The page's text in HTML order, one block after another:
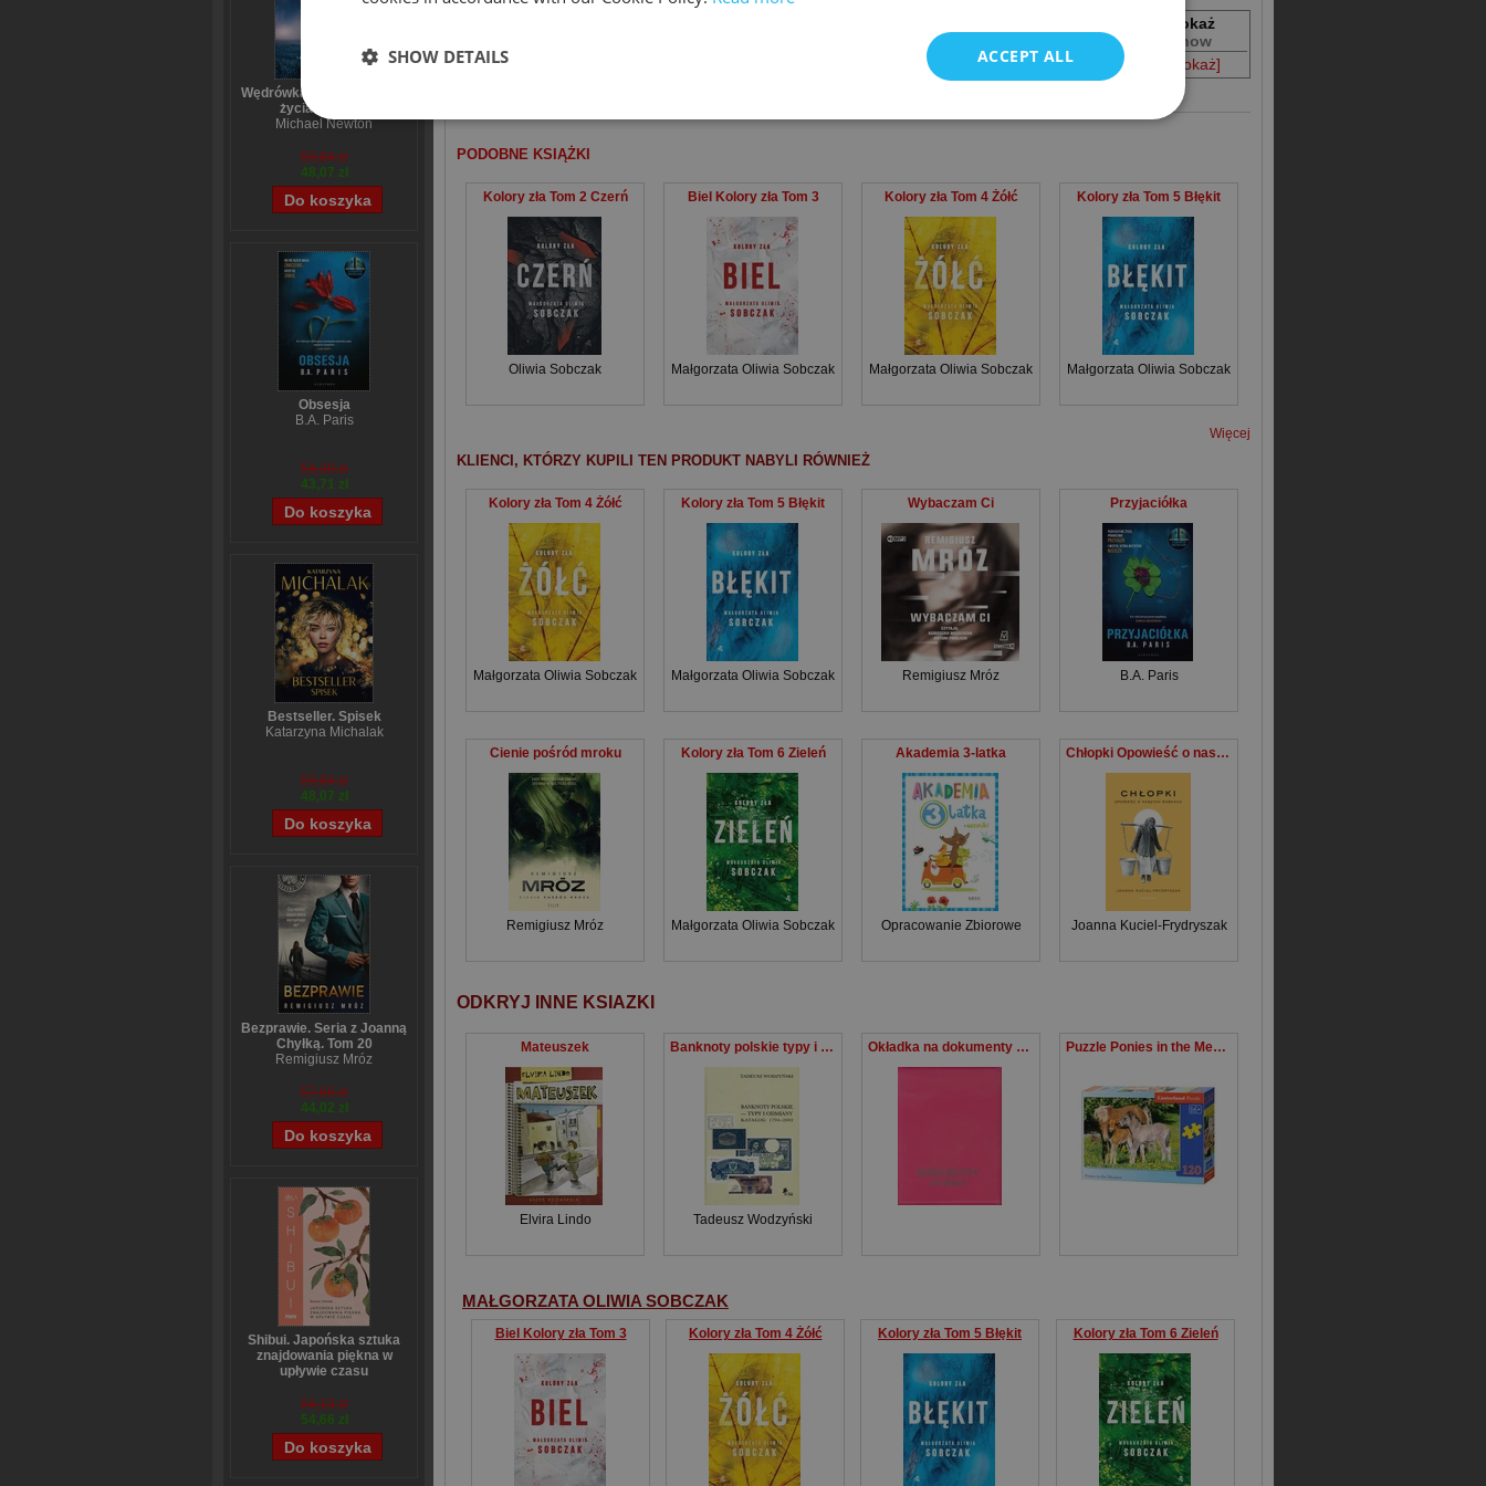
Wędrówka dusz Tajemnice
życia po życiu
Michael Newton
59,84 zł
48,07 zł
Obsesja
B.A. Paris
54,39 zł
43,71 zł
Bestseller. Spisek
Katarzyna Michalak
59,84 zł
48,07 zł
Bezprawie. Seria z Joanną
Chyłką. Tom 20
Remigiusz Mróz
57,60 zł
44,02 zł
Shibui. Japońska sztuka
znajdowania piękna w
upływie czasu
64,13 zł
54,66 zł
Year published
Availability
Pokaż
Show
książka / book
Dostępna [pokaż]
PODOBNE KSIĄŻKI
Kolory zła Tom 2 Czerń
Oliwia Sobczak
Biel Kolory zła Tom 3
Małgorzata Oliwia Sobczak
Kolory zła Tom 4 Żółć
Małgorzata Oliwia Sobczak
Kolory zła Tom 5 Błękit
Małgorzata Oliwia Sobczak
Więcej
KLIENCI, KTÓRZY KUPILI TEN PRODUKT NABYLI RÓWNIEŻ
Kolory zła Tom 4 Żółć
Małgorzata Oliwia Sobczak
Kolory zła Tom 5 Błękit
Małgorzata Oliwia Sobczak
Wybaczam Ci
Remigiusz Mróz
Przyjaciółka
B.A. Paris
Cienie pośród mroku
Remigiusz Mróz
Kolory zła Tom 6 Zieleń
Małgorzata Oliwia Sobczak
Akademia 3-latka
Opracowanie Zbiorowe
Chłopki Opowieść o naszych babkach
Joanna Kuciel-Frydryszak
ODKRYJ INNE KSIAZKI
Mateuszek
Elvira Lindo
Banknoty polskie typy i odmiany katalog 1794-2002
Tadeusz Wodzyński
Okładka na dokumenty ucznia pionowa różowa Puzzle Ponies in the Meadow 120
MAŁGORZATA OLIWIA SOBCZAK
Biel Kolory zła Tom 3 Kolory zła Tom 4 Żółć Kolory zła Tom 5 Błękit Kolory zła Tom 6 Zieleń
ACCEPT ALL
SHOW DETAILS